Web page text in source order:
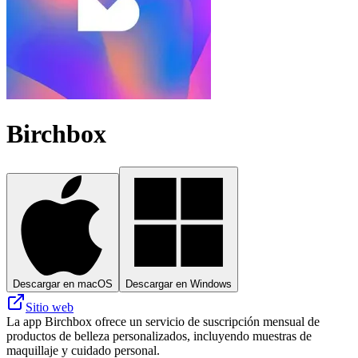
Birchbox
Descargar en macOS Descargar en Windows
Sitio web
La app Birchbox ofrece un servicio de suscripción mensual de
productos de belleza personalizados, incluyendo muestras de
maquillaje y cuidado personal.